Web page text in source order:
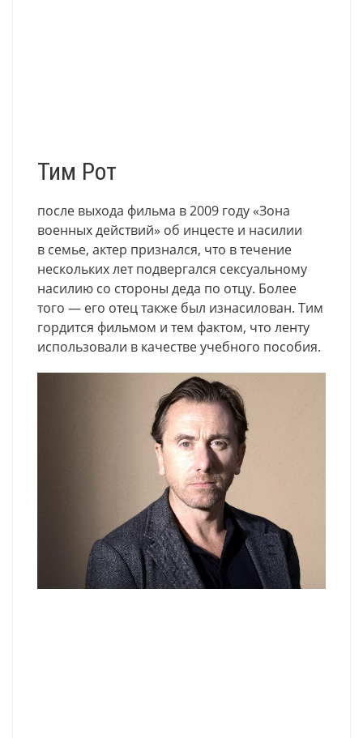
Тим Рот
после выхода фильма в 2009 году «Зона
военных действий» об инцесте и насилии
в семье, актер признался, что в течение
нескольких лет подвергался сексуальному
насилию со стороны деда по отцу. Более
того — его отец также был изнасилован. Тим
гордится фильмом и тем фактом, что ленту
использовали в качестве учебного пособия.